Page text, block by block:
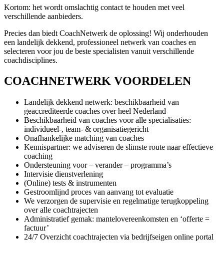
Kortom: het wordt omslachtig contact te houden met veel
verschillende aanbieders.
Precies dan biedt CoachNetwerk de oplossing! Wij onderhouden
een landelijk dekkend, professioneel netwerk van coaches en
selecteren voor jou de beste specialisten vanuit verschillende
coachdisciplines.
COACHNETWERK VOORDELEN
Landelijk dekkend netwerk: beschikbaarheid van
geaccrediteerde coaches over heel Nederland
Beschikbaarheid van coaches voor alle specialisaties:
individueel-, team- & organisatiegericht
Onafhankelijke matching van coaches
Kennispartner: we adviseren de slimste route naar effectieve
coaching
Ondersteuning voor – verander – programma’s
Intervisie dienstverlening
(Online) tests & instrumenten
Gestroomlijnd proces van aanvang tot evaluatie
We verzorgen de supervisie en regelmatige terugkoppeling
over alle coachtrajecten
Administratief gemak: mantelovereenkomsten en ‘offerte =
factuur’
24/7 Overzicht coachtrajecten via bedrijfseigen online portal